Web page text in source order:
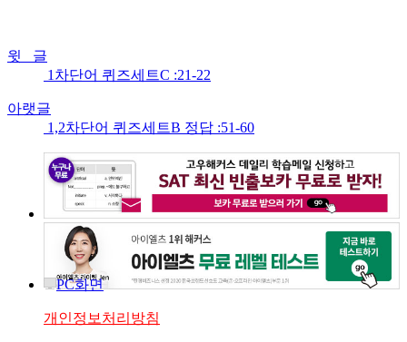
윗 글
1차단어 퀴즈세트C :21-22
아랫글
1,2차단어 퀴즈세트B 정답 :51-60
PC화면
개인정보처리방침